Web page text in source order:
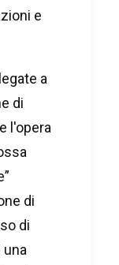
e
a
di
l'opera
di
di